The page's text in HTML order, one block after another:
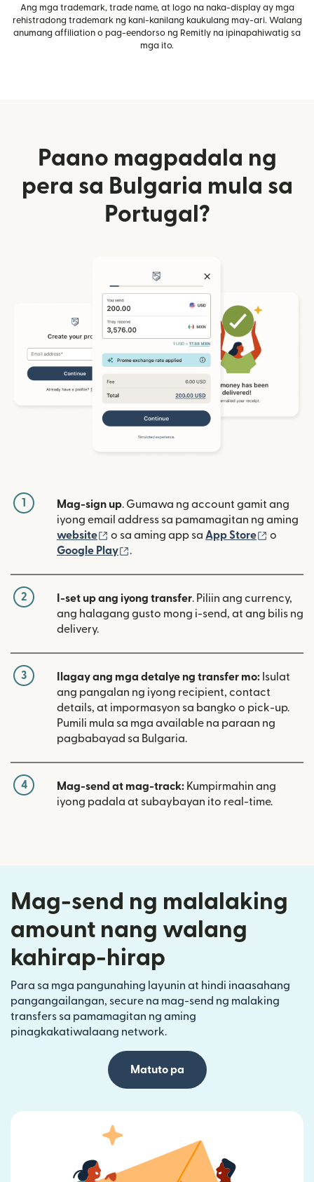
Ang mga trademark, trade name, at logo na naka-display ay mga
rehistradong trademark ng kani-kanilang kaukulang may-ari. Walang
anumang affiliation o pag-eendorso ng Remitly na ipinapahiwatig sa
mga ito.
Paano magpadala ng
pera sa Bulgaria mula sa
Portugal?
1 Mag-sign up. Gumawa ng account gamit ang
iyong email address sa pamamagitan ng aming
website
(bubukas sa bagong window)
o sa aming app sa App Store
o
Google Play
(bubukas sa bagong window)
.
2 I-set up ang iyong transfer. Piliin ang currency,
ang halagang gusto mong i-send, at ang bilis ng
delivery.
3 Ilagay ang mga detalye ng transfer mo: Isulat
ang pangalan ng iyong recipient, contact
details, at impormasyon sa bangko o pick-up.
Pumili mula sa mga available na paraan ng
pagbabayad sa Bulgaria.
4 Mag-send at mag-track: Kumpirmahin ang
iyong padala at subaybayan ito real-time.
Mag-send ng malalaking
amount nang walang
kahirap-hirap
Para sa mga pangunahing layunin at hindi inaasahang
pangangailangan, secure na mag-send ng malaking
transfers sa pamamagitan ng aming
pinagkakatiwalaang network.
Matuto pa